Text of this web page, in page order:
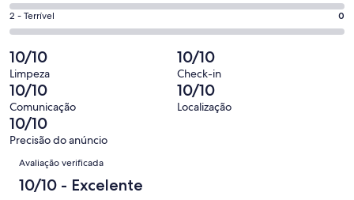
27
avaliações
4
de
avaliações
Ok.
1
de
27
avaliações
4
-
0
de
27
avaliações
Nota
2
-
Terrível.
0
de
27
avaliações
2 - Terrível 0
10/10
Limpeza
10/10
Check-in
10/10
Comunicação
10/10
Localização
10/10
Precisão do anúncio
Avaliações
Avaliação verificada
10/10 - Excelente